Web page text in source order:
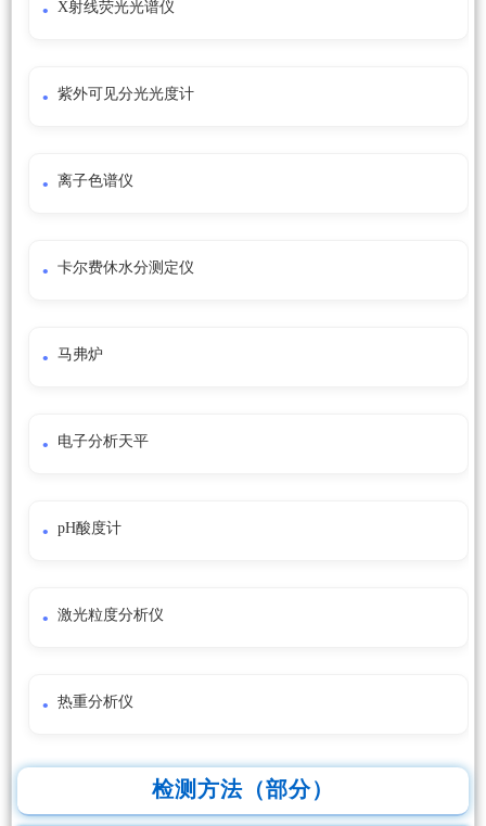
X射线荧光光谱仪
紫外可见分光光度计
离子色谱仪
卡尔费休水分测定仪
马弗炉
电子分析天平
pH酸度计
激光粒度分析仪
热重分析仪
检测方法（部分）